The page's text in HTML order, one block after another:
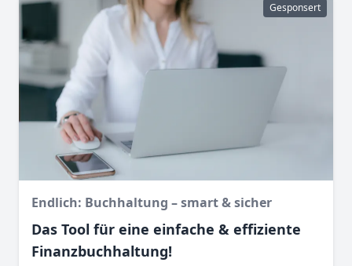
Gesponsert
Endlich: Buchhaltung – smart & sicher
Das Tool für eine einfache & effiziente
Finanz­buchhaltung!